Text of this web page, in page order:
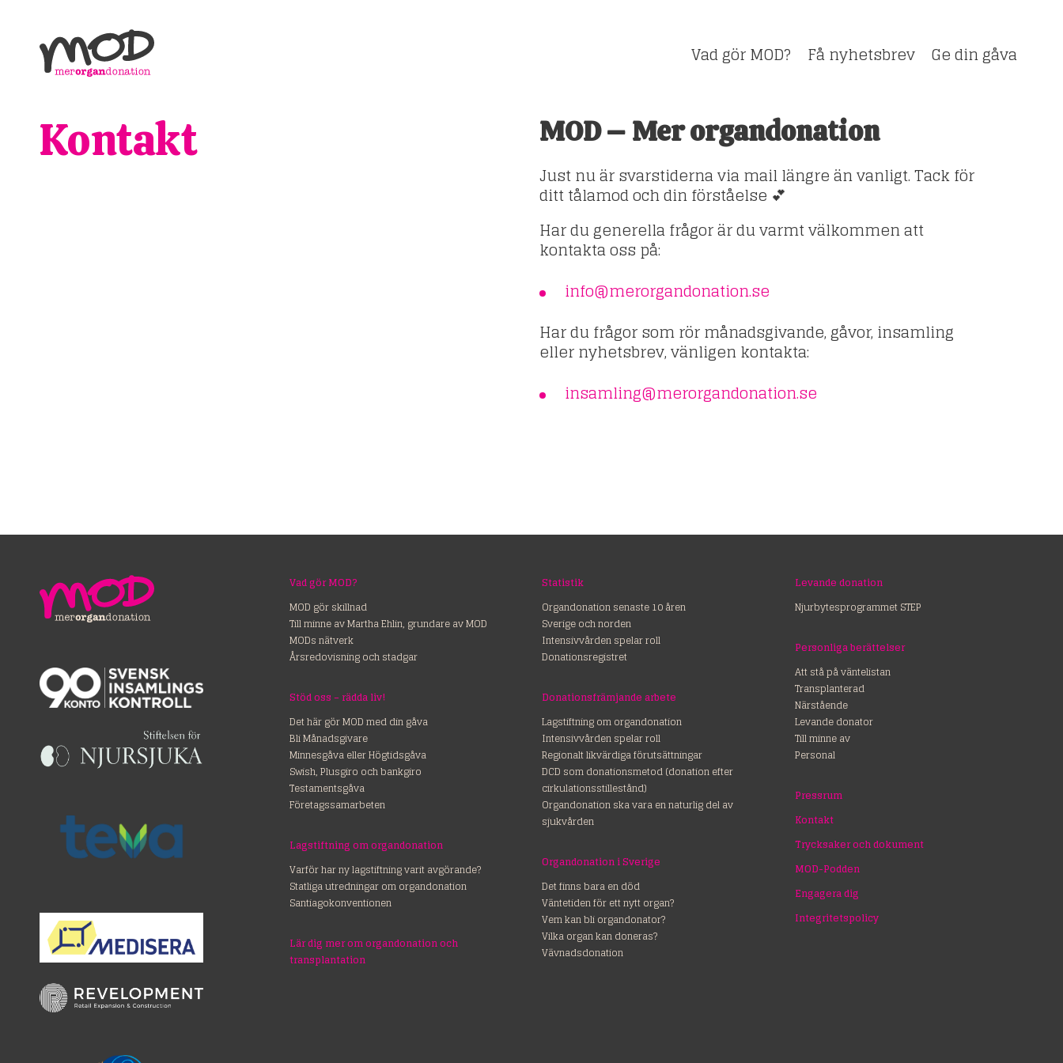
Vad gör MOD? Få nyhetsbrev Ge din gåva
Kontakt MOD – Mer organdonation
Just nu är svarstiderna via mail längre än vanligt. Tack för
ditt tålamod och din förståelse 💕
Har du generella frågor är du varmt välkommen att
kontakta oss på:
info@merorgandonation.se
Har du frågor som rör månadsgivande, gåvor, insamling
eller nyhetsbrev, vänligen kontakta:
insamling@merorgandonation.se
Vad gör MOD?
MOD gör skillnad
Till minne av Martha Ehlin, grundare av MOD
MODs nätverk
Årsredovisning och stadgar
Stöd oss – rädda liv!
Det här gör MOD med din gåva
Bli Månadsgivare
Minnesgåva eller Högtidsgåva
Swish, Plusgiro och bankgiro
Testamentsgåva
Företagssamarbeten
Lagstiftning om organdonation
Varför har ny lagstiftning varit avgörande?
Statliga utredningar om organdonation
Santiagokonventionen
Lär dig mer om organdonation och
transplantation
Statistik
Organdonation senaste 10 åren
Sverige och norden
Intensivvården spelar roll
Donationsregistret
Donationsfrämjande arbete
Lagstiftning om organdonation
Intensivvården spelar roll
Regionalt likvärdiga förutsättningar
DCD som donationsmetod (donation efter
cirkulationsstillestånd)
Organdonation ska vara en naturlig del av
sjukvården
Organdonation i Sverige
Det finns bara en död
Väntetiden för ett nytt organ?
Vem kan bli organdonator?
Vilka organ kan doneras?
Vävnadsdonation
Levande donation
Njurbytesprogrammet STEP
Personliga berättelser
Att stå på väntelistan
Transplanterad
Närstående
Levande donator
Till minne av
Personal
Pressrum
Kontakt
Trycksaker och dokument
MOD-Podden
Engagera dig
Integritetspolicy